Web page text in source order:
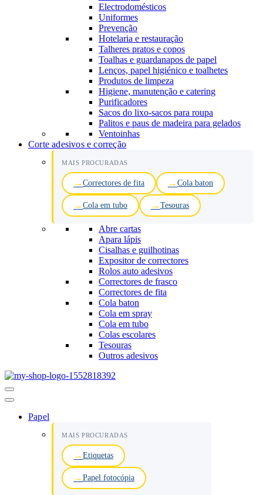
Electrodomésticos
Uniformes
Prevenção
Hotelaria e restauração
Talheres pratos e copos
Toalhas e guardanapos de papel
Lenços, papel higiénico e toalhetes
Produtos de limpeza
Higiene, manutenção e catering
Purificadores
Sacos do lixo-sacos para roupa
Palitos e paus de madeira para gelados
Ventoinhas
Corte adesivos e correção
MAIS PROCURADAS
Correctores de fita Cola baton
Cola em tubo Tesouras
Abre cartas
Apara lápis
Cisalhas e guilhotinas
Expositor de correctores
Rolos auto adesivos
Correctores de frasco
Correctores de fita
Cola baton
Cola em spray
Cola em tubo
Colas escolares
Tesouras
Outros adesivos
Menu
de
Papel
MAIS PROCURADAS
Etiquetas
Papel fotocópia